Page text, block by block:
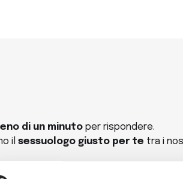
di un minuto per rispondere.
il sessuologo giusto per te tra i